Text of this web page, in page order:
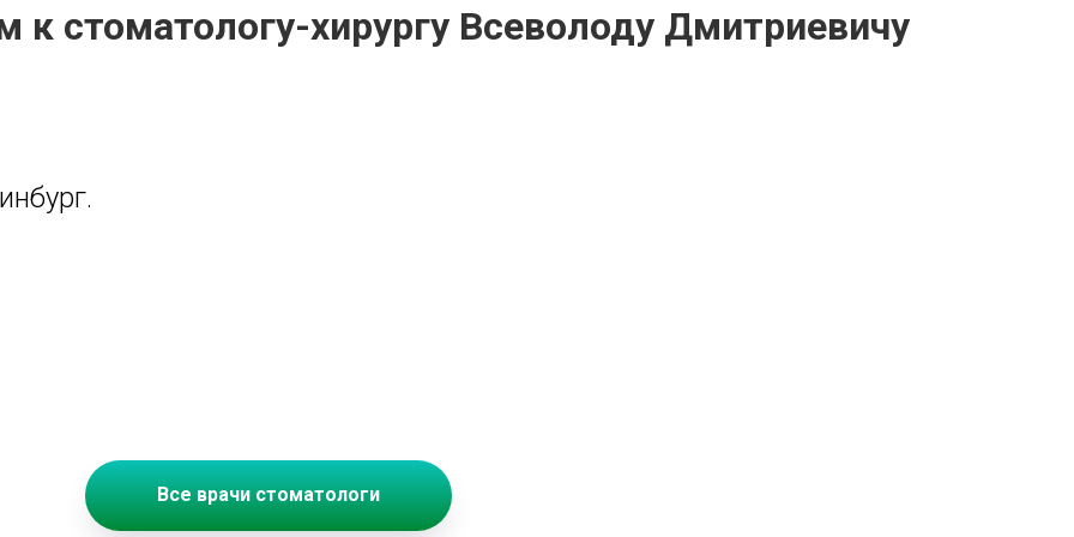
к стоматологу-хирургу Всеволоду Дмитриевичу
Все врачи стоматологи